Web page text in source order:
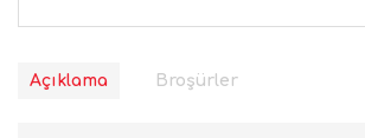
Açıklama Broşürler